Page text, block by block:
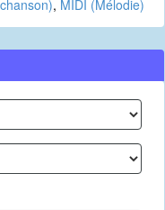
, MIDI (Mélodie)